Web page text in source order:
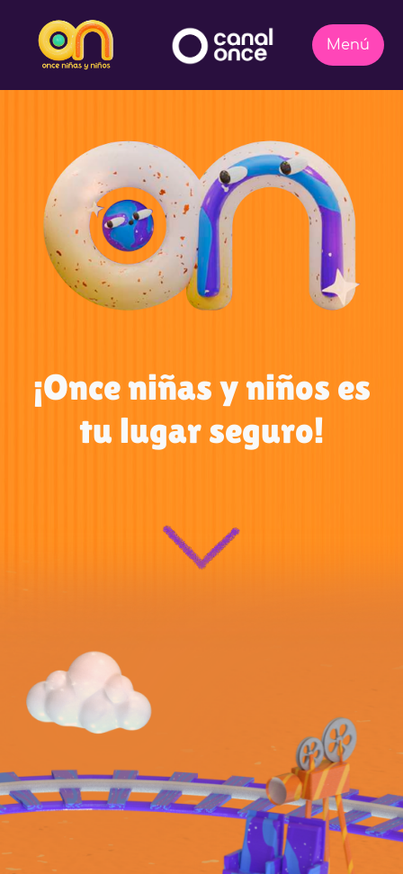
¡Once niñas y niños es
tu lugar seguro!